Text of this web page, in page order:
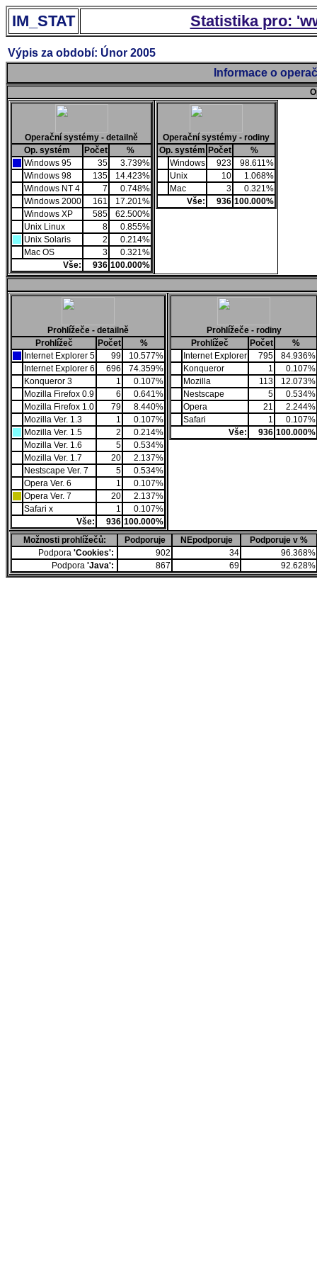
IM_STAT Statistika pro:
Výpis za období: Únor 2005
Informace o
Operační systémy - detailně
Op. systém
Počet
%
Windows 95
35
3.739%
Windows 98
135
14.423%
Windows NT 4
7
0.748%
Windows 2000
161
17.201%
Windows XP
585
62.500%
Unix Linux
8
0.855%
Unix Solaris
2
0.214%
Mac OS
3
0.321%
Vše:
936 100.000%
Operační systémy - rodiny
Op. systém Počet
%
Windows
923
98.611%
Unix
10
1.068%
Mac
3
0.321%
Vše:
936 100.000%
Prohlížeče - detailně
Prohlížeč
Počet
%
Internet Explorer 5
99
10.577%
Internet Explorer 6
696
74.359%
Konqueror 3
1
0.107%
Mozilla Firefox 0.9
6
0.641%
Mozilla Firefox 1.0
79
8.440%
Mozilla Ver. 1.3
1
0.107%
Mozilla Ver. 1.5
2
0.214%
Mozilla Ver. 1.6
5
0.534%
Mozilla Ver. 1.7
20
2.137%
Nestscape Ver. 7
5
0.534%
Opera Ver. 6
1
0.107%
Opera Ver. 7
20
2.137%
Safari x
1
0.107%
Vše:
936 100.000%
Prohlížeče - rodiny
Prohlížeč
Počet
%
Internet Explorer
795
84.936%
Konqueror
1
0.107%
Mozilla
113
12.073%
Nestscape
5
0.534%
Opera
21
2.244%
Safari
1
0.107%
Vše:
936 100.000%
Možnosti prohlížečů: Podporuje NEpodporuje
Podporuje v %
Podpora 'Cookies': 902 34
96.368%
Podpora 'Java': 867 69 92.628%